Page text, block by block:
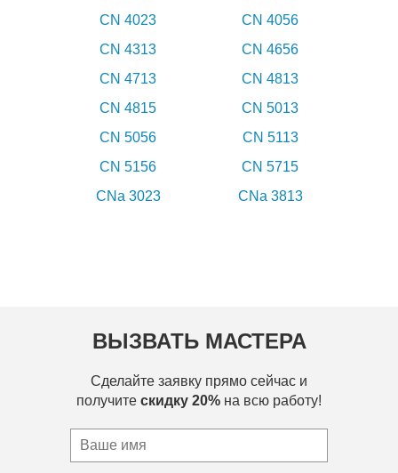
CN 4023
CN 4056
CN 4313
CN 4656
CN 4713
CN 4813
CN 4815
CN 5013
CN 5056
CN 5113
CN 5156
CN 5715
CNa 3023
CNa 3813
ВЫЗВАТЬ МАСТЕРА
Сделайте заявку прямо сейчас и
получите скидку 20% на всю работу!